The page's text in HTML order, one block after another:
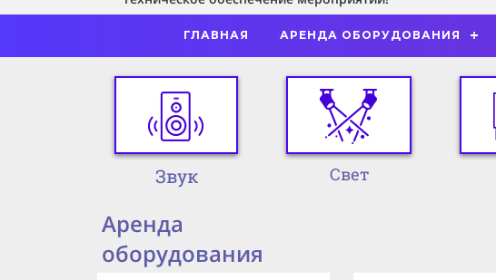
ГЛАВНАЯ АРЕНДА ОБОРУДОВАНИЯ
Звук Свет
Аренда
оборудования